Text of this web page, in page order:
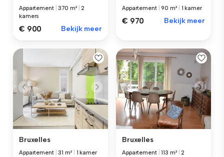
Appartement |370 m² |2
kamers
€ 900 Bekijk meer
Appartement |90 m² 1 kamer
€ 970 Bekijk meer
Bruxelles
Appartement |31 m² 1 kamer
Bruxelles
Appartement |113 m² |2